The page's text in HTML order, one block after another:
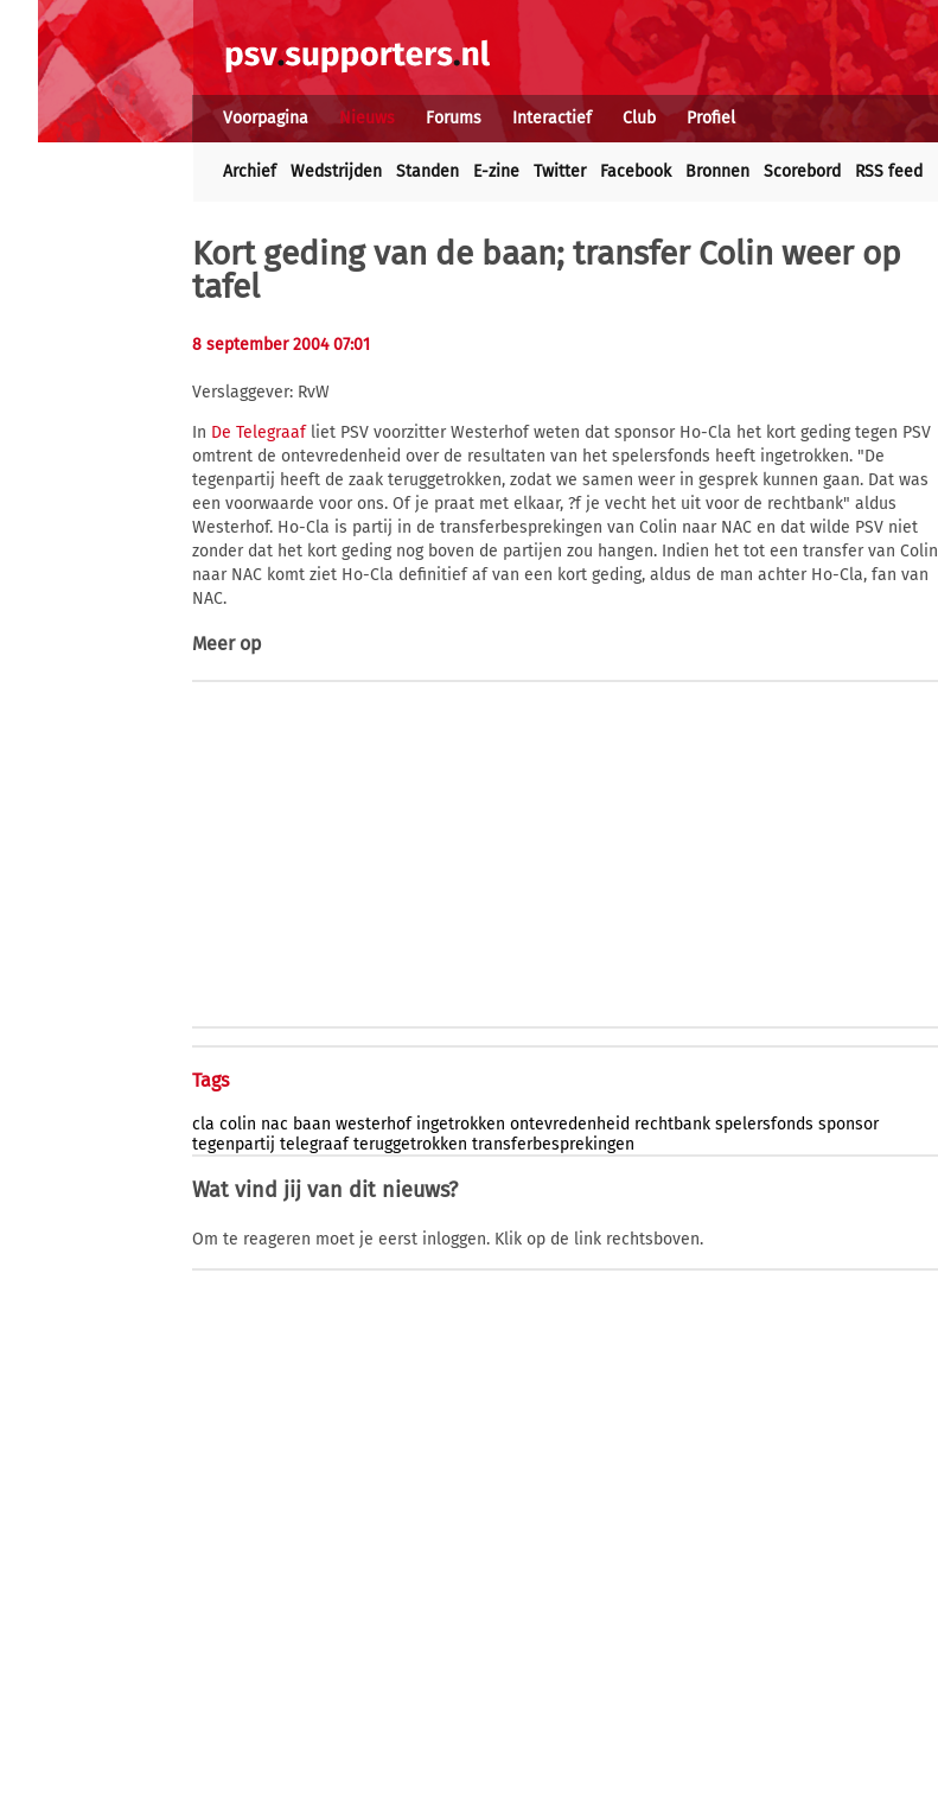
Voorpagina Nieuws Forums Interactief Club Profiel
Archief Wedstrijden Standen E-zine Twitter Facebook Bronnen Scorebord RSS feed
Kort geding van de baan; transfer Colin weer op
tafel
8 september 2004 07:01
Verslaggever: RvW
In De Telegraafliet PSV voorzitter Westerhof weten dat sponsor Ho-Cla het kort geding tegen PSV
omtrent de ontevredenheid over de resultaten van het spelersfonds heeft ingetrokken. "De
tegenpartij heeft de zaak teruggetrokken, zodat we samen weer in gesprek kunnen gaan. Dat was
een voorwaarde voor ons. Of je praat met elkaar, ?f je vecht het uit voor de rechtbank" aldus
Westerhof. Ho-Cla is partij in de transferbesprekingen van Colin naar NAC en dat wilde PSV niet
zonder dat het kort geding nog boven de partijen zou hangen. Indien het tot een transfer van Colin
naar NAC komt ziet Ho-Cla definitief af van een kort geding, aldus de man achter Ho-Cla, fan van
NAC.
Meer op
Tags
cla colin nac baan westerhof ingetrokken ontevredenheid rechtbank spelersfonds sponsor
tegenpartij telegraaf teruggetrokken transferbesprekingen
Wat vind jij van dit nieuws?
Om te reageren moet je eerst inloggen. Klik op de link rechtsboven.